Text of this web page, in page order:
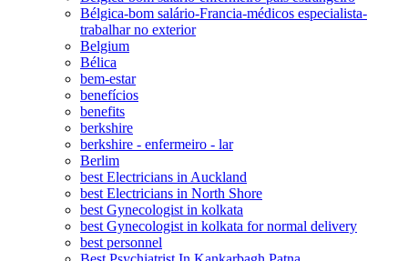
Bélgica-bom salário-Francia-médicos especialista-
trabalhar no exterior
Belgium
Bélica
bem-estar
benefícios
benefits
berkshire
berkshire - enfermeiro - lar
Berlim
best Electricians in Auckland
best Electricians in North Shore
best Gynecologist in kolkata
best Gynecologist in kolkata for normal delivery
best personnel